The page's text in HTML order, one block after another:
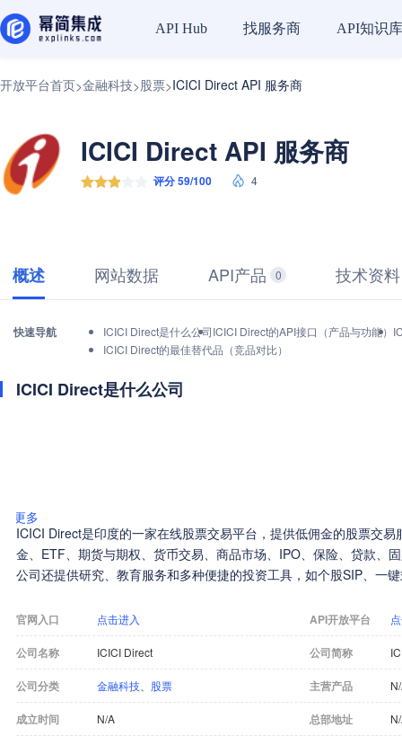
API Hub 找服务商 API知识库
开放平台首页>金融科技>股票>ICICI Direct API 服务商
ICICI Direct API 服务商
评分 59/100 4
概述 网站数据 API产品 0 技术资料
快速导航 ICICI Direct是什么公司ICICI Direct的API接口（产品与功能）
ICICI Direct的最佳替代品（竞品对比）
ICICI Direct是什么公司
更多
ICICI Direct是印度的一家在线股票交易平台，提供低佣金的股票交
金、ETF、期货与期权、货币交易、商品市场、IPO、保险、贷款、
公司还提供研究、教育服务和多种便捷的投资工具，如个股SIP、一
官网入口 点击进入 API开放平台
公司名称 ICICI Direct 公司简称
公司分类 金融科技 股票 主营产品
成立时间 N/A 总部地址